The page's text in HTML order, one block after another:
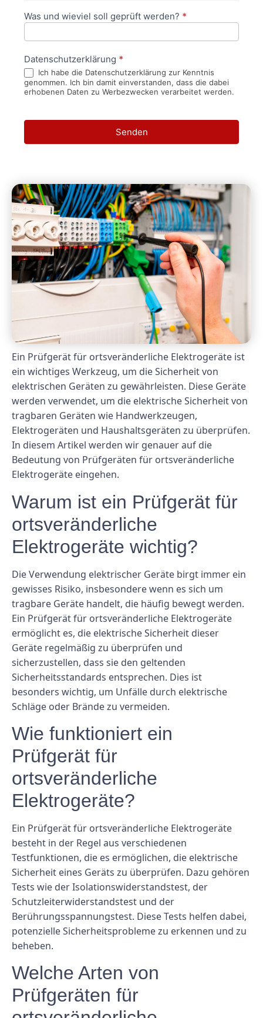
Was und wieviel soll geprüft werden? *
Datenschutzerklärung *
Ich habe die Datenschutzerklärung zur Kenntnis
genommen. Ich bin damit einverstanden, dass die dabei
erhobenen Daten zu Werbezwecken verarbeitet werden.
Senden
Ein Prüfgerät für ortsveränderliche Elektrogeräte ist
ein wichtiges Werkzeug, um die Sicherheit von
elektrischen Geräten zu gewährleisten. Diese Geräte
werden verwendet, um die elektrische Sicherheit von
tragbaren Geräten wie Handwerkzeugen,
Elektrogeräten und Haushaltsgeräten zu überprüfen.
In diesem Artikel werden wir genauer auf die
Bedeutung von Prüfgeräten für ortsveränderliche
Elektrogeräte eingehen.
Warum ist ein Prüfgerät für
ortsveränderliche
Elektrogeräte wichtig?
Die Verwendung elektrischer Geräte birgt immer ein
gewisses Risiko, insbesondere wenn es sich um
tragbare Geräte handelt, die häufig bewegt werden.
Ein Prüfgerät für ortsveränderliche Elektrogeräte
ermöglicht es, die elektrische Sicherheit dieser
Geräte regelmäßig zu überprüfen und
sicherzustellen, dass sie den geltenden
Sicherheitsstandards entsprechen. Dies ist
besonders wichtig, um Unfälle durch elektrische
Schläge oder Brände zu vermeiden.
Wie funktioniert ein
Prüfgerät für
ortsveränderliche
Elektrogeräte?
Ein Prüfgerät für ortsveränderliche Elektrogeräte
besteht in der Regel aus verschiedenen
Testfunktionen, die es ermöglichen, die elektrische
Sicherheit eines Geräts zu überprüfen. Dazu gehören
Tests wie der Isolationswiderstandstest, der
Schutzleiterwiderstandstest und der
Berührungsspannungstest. Diese Tests helfen dabei,
potenzielle Sicherheitsprobleme zu erkennen und zu
beheben.
Welche Arten von
Prüfgeräten für